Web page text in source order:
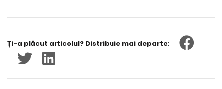
Ți-a plăcut articolul? Distribuie mai departe: